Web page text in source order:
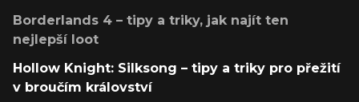
Borderlands 4 – tipy a triky, jak najít ten
nejlepší loot
Hollow Knight: Silksong – tipy a triky pro přežití
v broučím království